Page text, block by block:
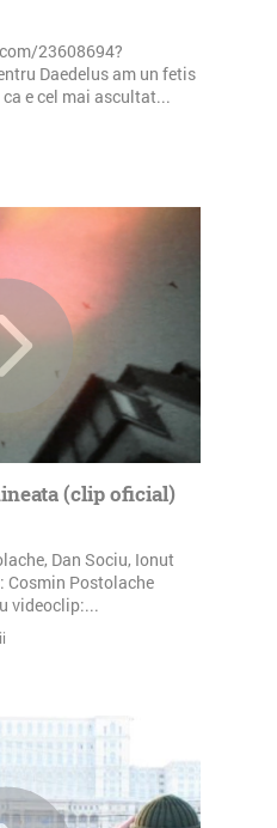
23608694?
Daedelus am un fetis
e cel mai ascultat...
(clip oficial)
Dan Sociu, Ionut
Postolache
videoclip:...